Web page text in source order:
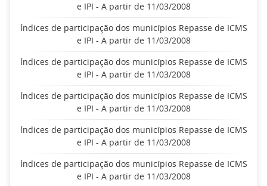
e IPI - A partir de 11/03/2008
Índices de participação dos municípios Repasse de ICMS
e IPI - A partir de 11/03/2008
Índices de participação dos municípios Repasse de ICMS
e IPI - A partir de 11/03/2008
Índices de participação dos municípios Repasse de ICMS
e IPI - A partir de 11/03/2008
Índices de participação dos municípios Repasse de ICMS
e IPI - A partir de 11/03/2008
Índices de participação dos municípios Repasse de ICMS
e IPI - A partir de 11/03/2008